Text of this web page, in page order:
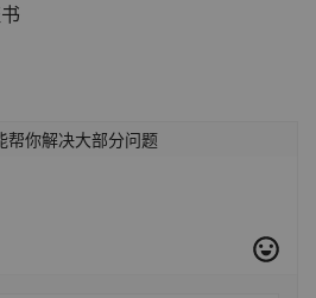
帮你解决大部分问题